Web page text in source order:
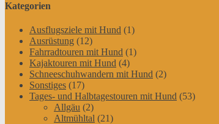
Kategorien
Ausflugsziele mit Hund (1)
Ausrüstung (12)
Fahrradtouren mit Hund (1)
Kajaktouren mit Hund (4)
Schneeschuhwandern mit Hund (2)
Sonstiges (17)
Tages- und Halbtagestouren mit Hund (53)
Allgäu (2)
Altmühltal (21)